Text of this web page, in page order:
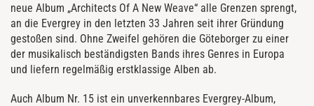
neue Album „Architects Of A New Weave“ alle Grenzen sprengt,
an die Evergrey in den letzten 33 Jahren seit ihrer Gründung
gestoßen sind. Ohne Zweifel gehören die Göteborger zu einer
der musikalisch beständigsten Bands ihres Genres in Europa
und liefern regelmäßig erstklassige Alben ab.
Auch Album Nr. 15 ist ein unverkennbares Evergrey-Album,